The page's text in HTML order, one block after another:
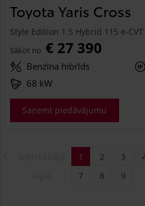
Toyota Yaris Cross
Style Edition 1.5 Hybrid 115 e-
Sākot no € 27 390
Benzīna hibrīds
68 kW
Saņemt piedāvājumu
1 2 3
7
8 9